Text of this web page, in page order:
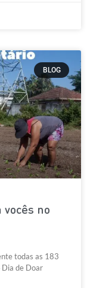
BLOG
no
todas as 183
Dia de Doar